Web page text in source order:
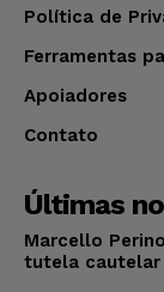
Política de
Ferramentas
Apoiadores
Contato
Últimas
Marcello
tutela cautelar